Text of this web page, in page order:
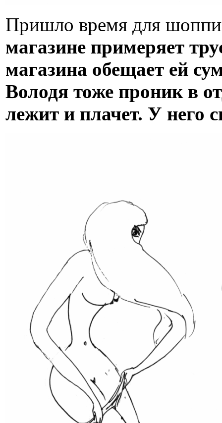
Пришло время для
магазине примеряет
магазина обещает ей
Володя тоже проник в
лежит и плачет. У него